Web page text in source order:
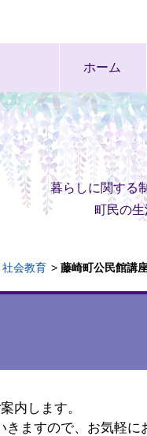
ホーム
暮らしに関する
町民の生
社会教育 藤崎町公民館講
内します。
ますので、お気軽に